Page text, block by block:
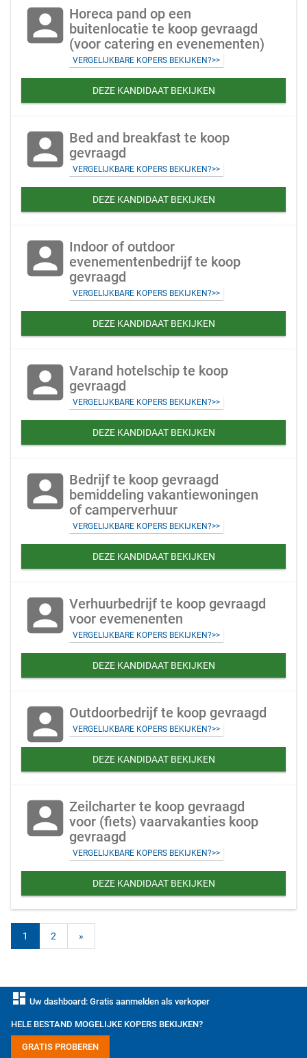
account_box Horeca pand op een
buitenlocatie te koop gevraagd
(voor catering en evenementen)
VERGELIJKBARE KOPERS BEKIJKEN?>>
DEZE KANDIDAAT BEKIJKEN
account_box Bed and breakfast te koop
gevraagd
VERGELIJKBARE KOPERS BEKIJKEN?>>
DEZE KANDIDAAT BEKIJKEN
account_box Indoor of outdoor
evenementenbedrijf te koop
gevraagd
VERGELIJKBARE KOPERS BEKIJKEN?>>
DEZE KANDIDAAT BEKIJKEN
account_box Varand hotelschip te koop
gevraagd
VERGELIJKBARE KOPERS BEKIJKEN?>>
DEZE KANDIDAAT BEKIJKEN
account_box Bedrijf te koop gevraagd
bemiddeling vakantiewoningen
of camperverhuur
VERGELIJKBARE KOPERS BEKIJKEN?>>
DEZE KANDIDAAT BEKIJKEN
account_box Verhuurbedrijf te koop gevraagd
voor evemenenten
VERGELIJKBARE KOPERS BEKIJKEN?>>
DEZE KANDIDAAT BEKIJKEN
account_box Outdoorbedrijf te koop gevraagd
VERGELIJKBARE KOPERS BEKIJKEN?>>
DEZE KANDIDAAT BEKIJKEN
account_box Zeilcharter te koop gevraagd
voor (fiets) vaarvakanties koop
gevraagd
VERGELIJKBARE KOPERS BEKIJKEN?>>
DEZE KANDIDAAT BEKIJKEN
1 2 »
dashboard Uw dashboard: Gratis aanmelden als verkoper
HELE BESTAND MOGELIJKE KOPERS BEKIJKEN?
GRATIS PROBEREN